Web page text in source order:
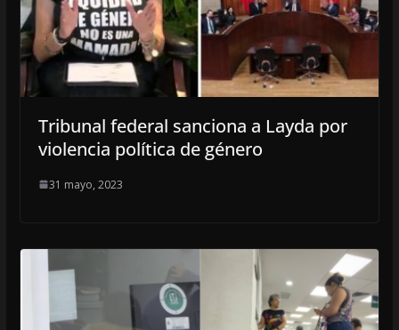
Tribunal federal sanciona a Layda por
violencia política de género
31 mayo, 2023